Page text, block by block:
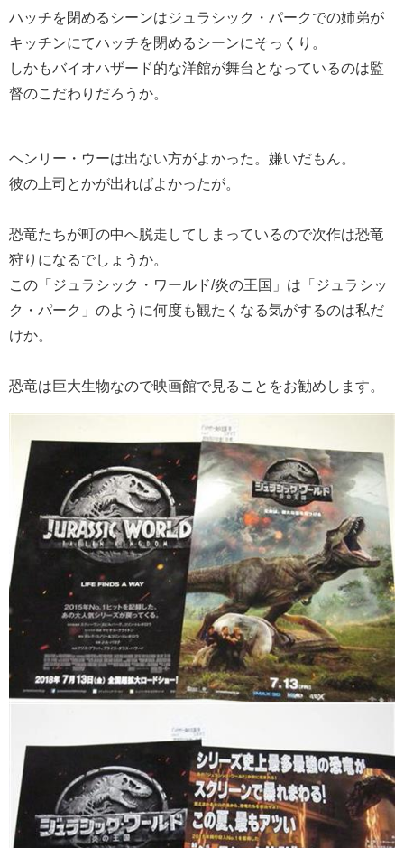
ハッチを閉めるシーンはジュラシック・パークでの姉弟が
キッチンにてハッチを閉めるシーンにそっくり。
しかもバイオハザード的な洋館が舞台となっているのは監
督のこだわりだろうか。
ヘンリー・ウーは出ない方がよかった。嫌いだもん。
彼の上司とかが出ればよかったが。
恐竜たちが町の中へ脱走してしまっているので次作は恐竜
狩りになるでしょうか。
この「ジュラシック・ワールド/炎の王国」は「ジュラシッ
ク・パーク」のように何度も観たくなる気がするのは私だ
けか。
恐竜は巨大生物なので映画館で見ることをお勧めします。